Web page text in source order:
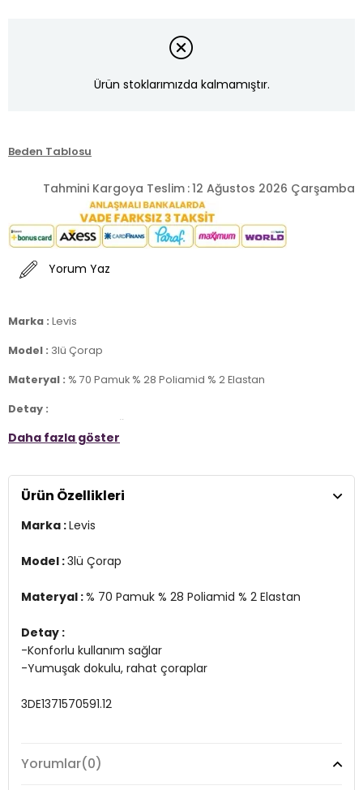
Ürün stoklarımızda kalmamıştır.
Beden Tablosu
Tahmini Kargoya Teslim :12 Ağustos 2026 Çarşamba
Yorum Yaz
Marka : Levis
Model : 3lü Çorap
Materyal : % 70 Pamuk % 28 Poliamid % 2 Elastan
Detay :
-Konforlu kullanım sağlar
-Yumuşak dokulu, rahat çoraplar
Daha fazla göster
Ürün Özellikleri
Marka :Levis
Model :3lü Çorap
Materyal :% 70 Pamuk % 28 Poliamid % 2 Elastan
Detay :
-Konforlu kullanım sağlar
-Yumuşak dokulu, rahat çoraplar
3DE1371570591.12
Yorumlar(0)